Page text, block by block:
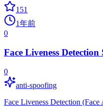
151
1年前
0
Face Liveness
0
anti-spoofing
Face Liveness Detection